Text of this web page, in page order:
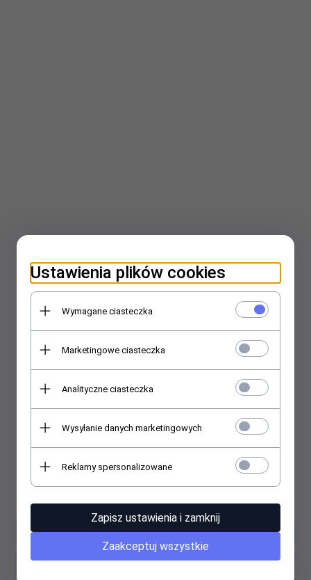
Specyfikacja
Ustawienia plików cookies
Wymagane ciasteczka
Marketingowe ciasteczka
Analityczne ciasteczka
Wysyłanie danych marketingowych
Reklamy spersonalizowane
Zapisz ustawienia i zamknij
Zaakceptuj wszystkie